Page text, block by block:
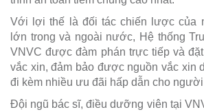
Với lợi thế là đối tác chiến lược của
lớn trong và ngoài nước, Hệ thống
VNVC được đàm phán trực tiếp và
vắc xin, đảm bảo được nguồn vắc xin
đi kèm nhiều ưu đãi hấp dẫn cho
Đội ngũ bác sĩ, điều dưỡng viên tại